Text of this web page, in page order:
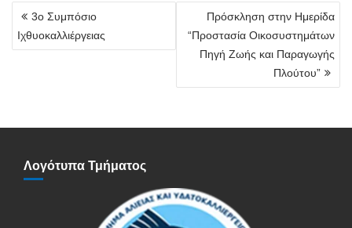
Πλοήγηση
άρθρων
3ο Συμπόσιο
Ιχθυοκαλλιέργειας
Πρόσκληση στην Ημερίδα
“Προστασία Οικοσυστημάτων
Πηγή Ζωής και Παραγωγής
Πλούτου”
Λογότυπα Τμήματος